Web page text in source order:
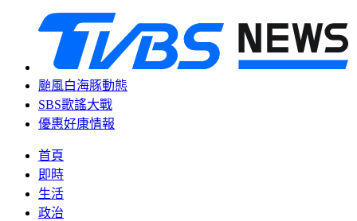
颱風白海豚動態
SBS歌謠大戰
優惠好康情報
首頁
即時
生活
政治